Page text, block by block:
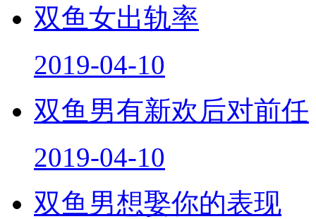
双鱼女出轨率
2019-04-10
双鱼男有新欢后对前任
2019-04-10
双鱼男想娶你的表现